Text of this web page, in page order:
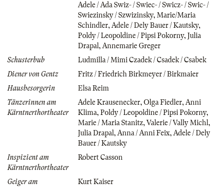
Adele / Ada Swiz- / Swiec- / Swicz- / Swic- /
Swiezinsky / Szwizinsky, Marie/Maria
Schindler, Adele / Dely Bauer / Kautsky,
Poldy / Leopoldine / Pipsi Pokorny, Julia
Drapal , Annemarie Greger
Schusterbub
Ludmilla / Mimi Czadek / Csadek / Csabek
Diener von Gentz
Fritz / Friedrich Birkmeyer / Birkmaier
Hausbesorgerin
Elsa Reim
Tänzerinnen am
Kärntnerthortheater
Adele Krausenecker, Olga Fiedler, Anni
Klima, Poldy / Leopoldine / Pipsi Pokorny,
Marie / Maria Stanitz, Valerie / Vally Michl ,
Julia Drapal , Anna / Anni Feix, Adele / Dely
Bauer / Kautsky
Inspizient am
Kärntnerthortheater
Robert Casson
Geiger am
Kurt Kaiser